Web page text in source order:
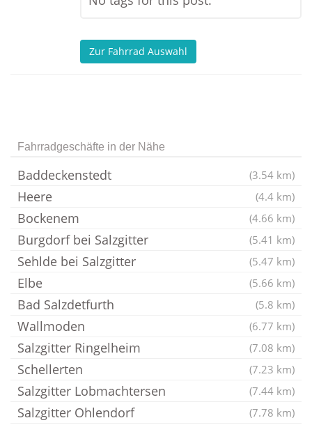
Zur Fahrrad Auswahl
Fahrradgeschäfte in der Nähe
Baddeckenstedt (3.54 km)
Heere (4.4 km)
Bockenem (4.66 km)
Burgdorf bei Salzgitter (5.41 km)
Sehlde bei Salzgitter (5.47 km)
Elbe (5.66 km)
Bad Salzdetfurth (5.8 km)
Wallmoden (6.77 km)
Salzgitter Ringelheim (7.08 km)
Schellerten (7.23 km)
Salzgitter Lobmachtersen (7.44 km)
Salzgitter Ohlendorf (7.78 km)